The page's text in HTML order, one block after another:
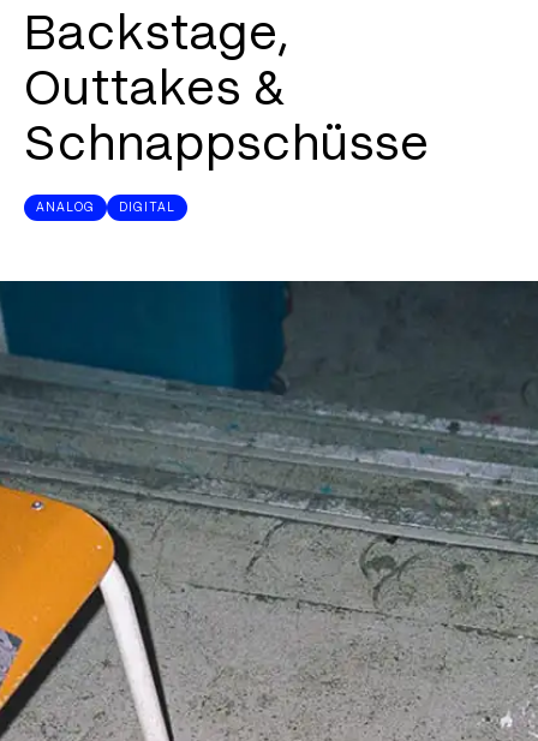
Backstage,
Outtakes &
Schnappschüsse
ANALOG DIGITAL